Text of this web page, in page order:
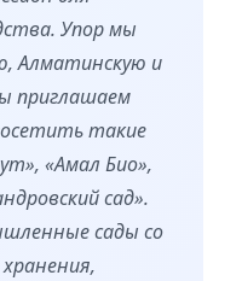
Упор мы
Алматинскую и
приглашаем
такие
«Амал Био»,
сад».
сады со